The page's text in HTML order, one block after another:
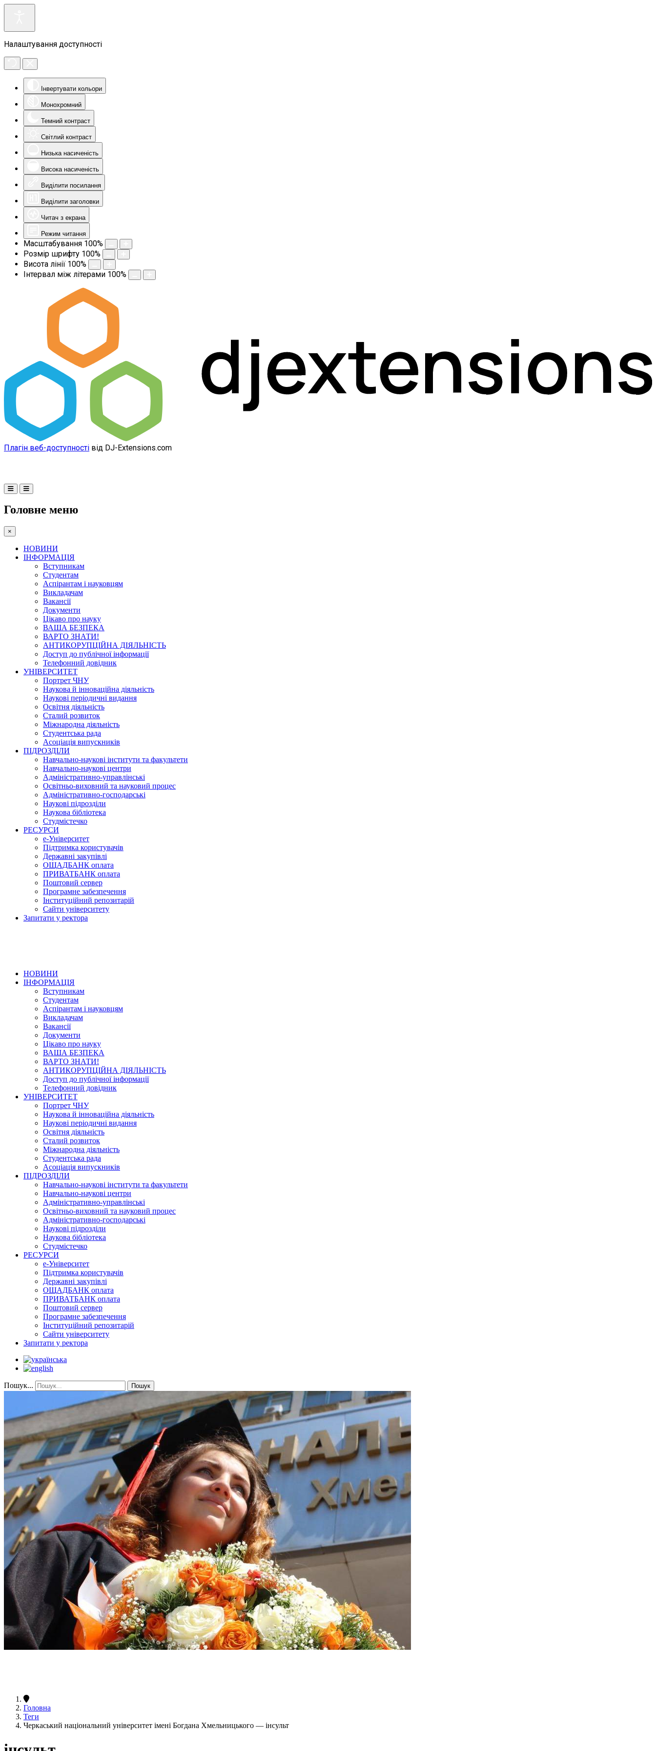
Налаштування доступності
Інвертувати кольори
Монохромний
Темний контраст
Світлий контраст
Низька насиченість
Висока насиченість
Виділити посилання
Виділити заголовки
Читач з екрана
Режим читання
Масштабування 100%
Розмір шрифту 100%
Висота лінії 100%
Інтервал між літерами 100%
Плагін веб-доступності від DJ-Extensions.com
Головне меню
×
НОВИНИ
ІНФОРМАЦІЯ
Вступникам
Студентам
Аспірантам і науковцям
Викладачам
Вакансії
Документи
Цікаво про науку
ВАША БЕЗПЕКА
ВАРТО ЗНАТИ!
АНТИКОРУПЦІЙНА ДІЯЛЬНІСТЬ
Доступ до публічної інформації
Телефонний довідник
УНІВЕРСИТЕТ
Портрет ЧНУ
Наукова й інноваційна діяльність
Наукові періодичні видання
Освітня діяльність
Сталий розвиток
Міжнародна діяльність
Студентська рада
Асоціація випускників
ПІДРОЗДІЛИ
Навчально-наукові інститути та факультети
Навчально-наукові центри
Адміністративно-управлінські
Освітньо-виховний та науковий процес
Адміністративно-господарські
Наукові підрозділи
Наукова бібліотека
Студмістечко
РЕСУРСИ
е-Університет
Підтримка користувачів
Державні закупівлі
ОЩАДБАНК оплата
ПРИВАТБАНК оплата
Поштовий сервер
Програмне забезпечення
Інституційний репозитарій
Сайти університету
Запитати у ректора
НОВИНИ
ІНФОРМАЦІЯ
Вступникам
Студентам
Аспірантам і науковцям
Викладачам
Вакансії
Документи
Цікаво про науку
ВАША БЕЗПЕКА
ВАРТО ЗНАТИ!
АНТИКОРУПЦІЙНА ДІЯЛЬНІСТЬ
Доступ до публічної інформації
Телефонний довідник
УНІВЕРСИТЕТ
Портрет ЧНУ
Наукова й інноваційна діяльність
Наукові періодичні видання
Освітня діяльність
Сталий розвиток
Міжнародна діяльність
Студентська рада
Асоціація випускників
ПІДРОЗДІЛИ
Навчально-наукові інститути та факультети
Навчально-наукові центри
Адміністративно-управлінські
Освітньо-виховний та науковий процес
Адміністративно-господарські
Наукові підрозділи
Наукова бібліотека
Студмістечко
РЕСУРСИ
е-Університет
Підтримка користувачів
Державні закупівлі
ОЩАДБАНК оплата
ПРИВАТБАНК оплата
Поштовий сервер
Програмне забезпечення
Інституційний репозитарій
Сайти університету
Запитати у ректора
Пошук... Пошук
Головна
Теги
Черкаський національний університет імені Богдана Хмельницького — інсульт